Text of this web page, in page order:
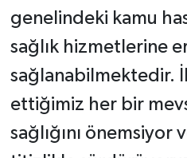
genelindeki kamu
sağlık hizmetlerine
sağlanabilmektedir.
ettiğimiz her bir
sağlığını önemsiyor